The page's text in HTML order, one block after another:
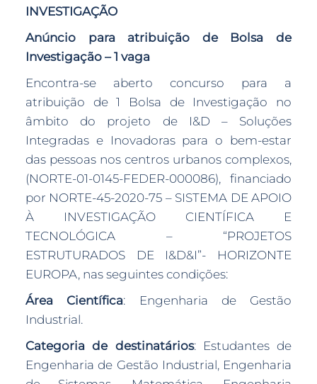
INVESTIGAÇÃO
Anúncio para atribuição de
Bolsa de
Investigação – 1 vaga
Encontra-se aberto concurso para a
atribuição de 1 Bolsa de Investigação no
âmbito do projeto de I&D – Soluções
Integradas e Inovadoras para o bem-estar
das pessoas nos centros urbanos complexos,
(NORTE-01-0145-FEDER-000086), financiado
por NORTE-45-2020-75 – SISTEMA DE APOIO
À INVESTIGAÇÃO CIENTÍFICA E
TECNOLÓGICA – “PROJETOS
ESTRUTURADOS DE I&D&I”- HORIZONTE
EUROPA, nas seguintes condições:
Área Científica: Engenharia de Gestão
Industrial.
Categoria de destinatários: Estudantes de
Engenharia de Gestão Industrial, Engenharia